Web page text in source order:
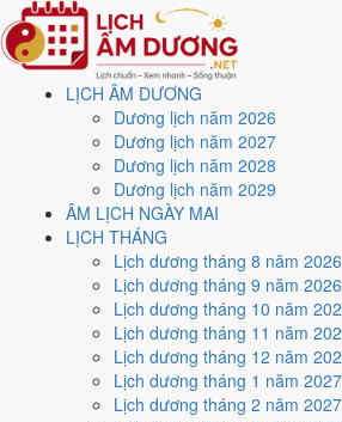
LỊCH ÂM DƯƠNG
Dương lịch năm 2026
Dương lịch năm 2027
Dương lịch năm 2028
Dương lịch năm 2029
ÂM LỊCH NGÀY MAI
LỊCH THÁNG
Lịch dương tháng 8 năm 2026
Lịch dương tháng 9 năm 2026
Lịch dương tháng 10 năm
Lịch dương tháng 11 năm
Lịch dương tháng 12 năm
Lịch dương tháng 1 năm 2027
Lịch dương tháng 2 năm 2027
Trang chủ
Lịch năm 2029
Tháng 11/2029
Ngày 21/11/2029 (Ất Mão)
Xem ngày21/11/
dương lịch -
lịch (Ất Mão) tốt
Ngày 21/11/2029 dương lịch (Thứ Tư) là
Ất Mão- Cùng hành, Trực Định,